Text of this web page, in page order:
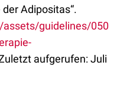
Adipositas“.
guidelines/050
aufgerufen: Juli